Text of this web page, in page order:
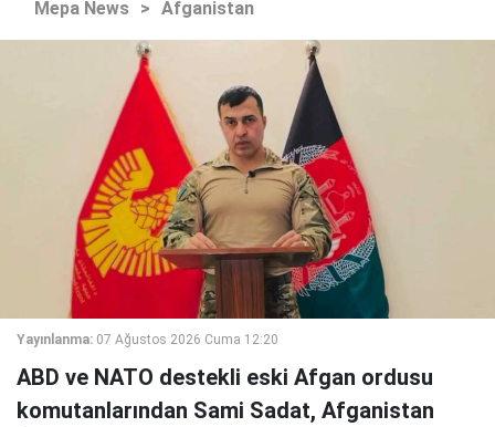
Mepa News > Afganistan
Yayınlanma: 07 Ağustos 2026 Cuma 12:20
ABD ve NATO destekli eski Afgan ordusu
komutanlarından Sami Sadat, Afganistan